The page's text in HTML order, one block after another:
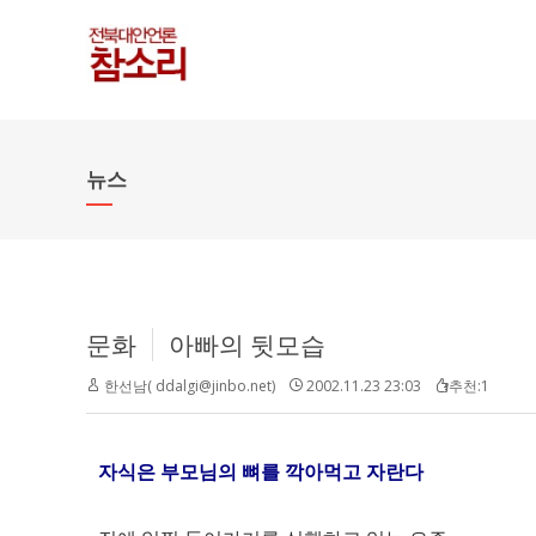
뉴스
문화 아빠의 뒷모습
한선남( ddalgi@jinbo.net) 2002.11.23 23:03 추천:1
자식은 부모님의 뼈를 깍아먹고 자란다